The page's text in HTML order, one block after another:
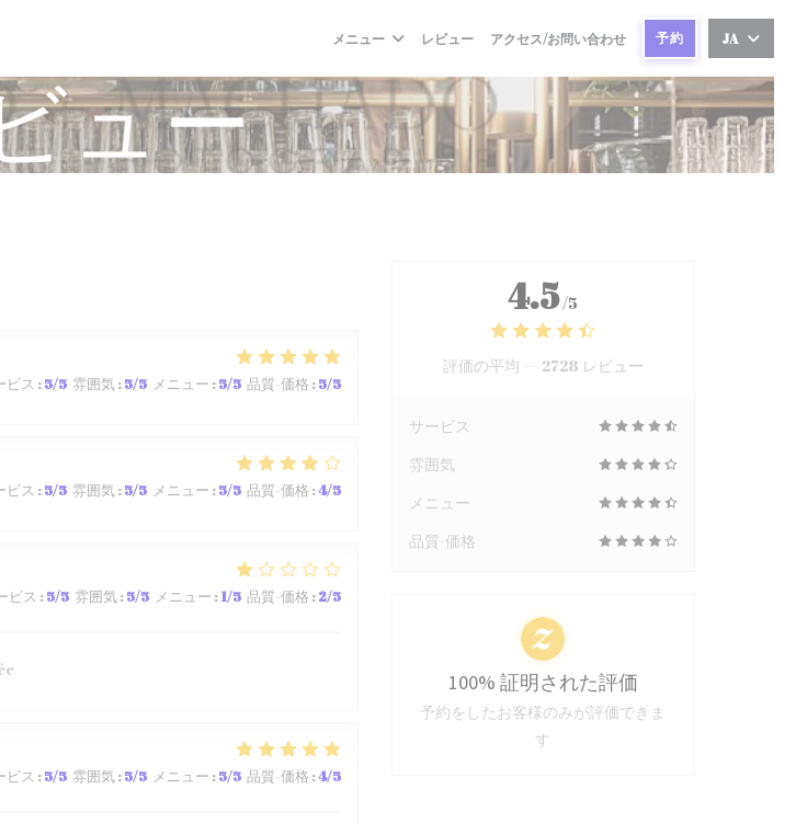
メニュー レビュー アクセス/お問い合わせ 予約 JA
ュー
ビス :5/5 雰囲気:5/5 メニュー :5/5 品質-価格 :5/5
ビス :5/5 雰囲気:5/5 メニュー :5/5 品質-価格 :4/5
ビス :5/5 雰囲気:5/5 メニュー :1/5 品質-価格 :2/5
ビス :5/5 雰囲気:5/5 メニュー :5/5 品質-価格 :4/5
4.5/5
評価の平均 — 2728 レビュー
サービス
雰囲気
メニュー
品質-価格
100% 証明された評価
予約をしたお客様のみが評価できま
す